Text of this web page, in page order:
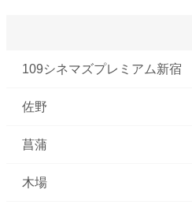
109シネマズプレミアム新宿
佐野
菖蒲
木場